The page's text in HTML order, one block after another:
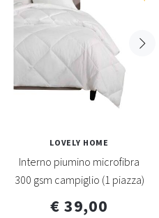
LOVELY HOME
Interno piumino microfibra
300 gsm campiglio (1 piazza)
€ 39,00